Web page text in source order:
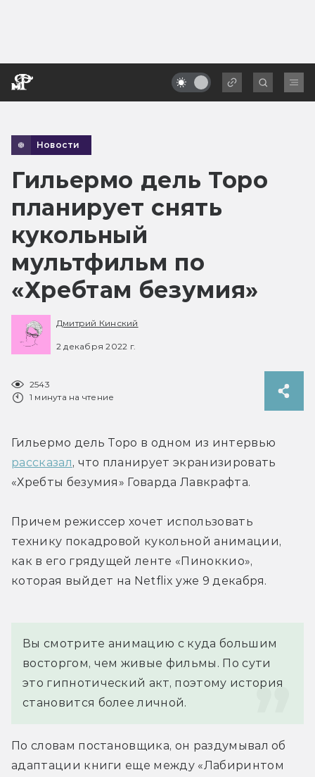
Новости
Гильермо дель Торо
планирует снять
кукольный
мультфильм по
«Хребтам безумия»
Дмитрий Кинский
2 декабря 2022 г.
2543
1 минута на чтение
рассказал, что планирует экранизировать
«Хребты безумия» Говарда Лавкрафта.
Причем режиссер хочет использовать
технику покадровой кукольной анимации,
как в его грядущей ленте «Пиноккио»,
которая выйдет на Netflix уже 9 декабря.
Вы смотрите анимацию с куда большим
восторгом, чем живые фильмы. По сути
это гипнотический акт, поэтому история
становится более личной.
По словам постановщика, он раздумывал об
адаптации книги еще между «Лабиринтом